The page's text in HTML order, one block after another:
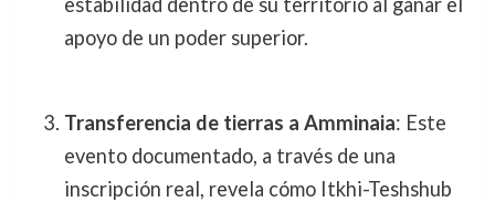
apoyo de un poder superior.
Transferencia de tierras a Amminaia: Este
evento documentado, a través de una
inscripción real, revela cómo Itkhi-Teshshub